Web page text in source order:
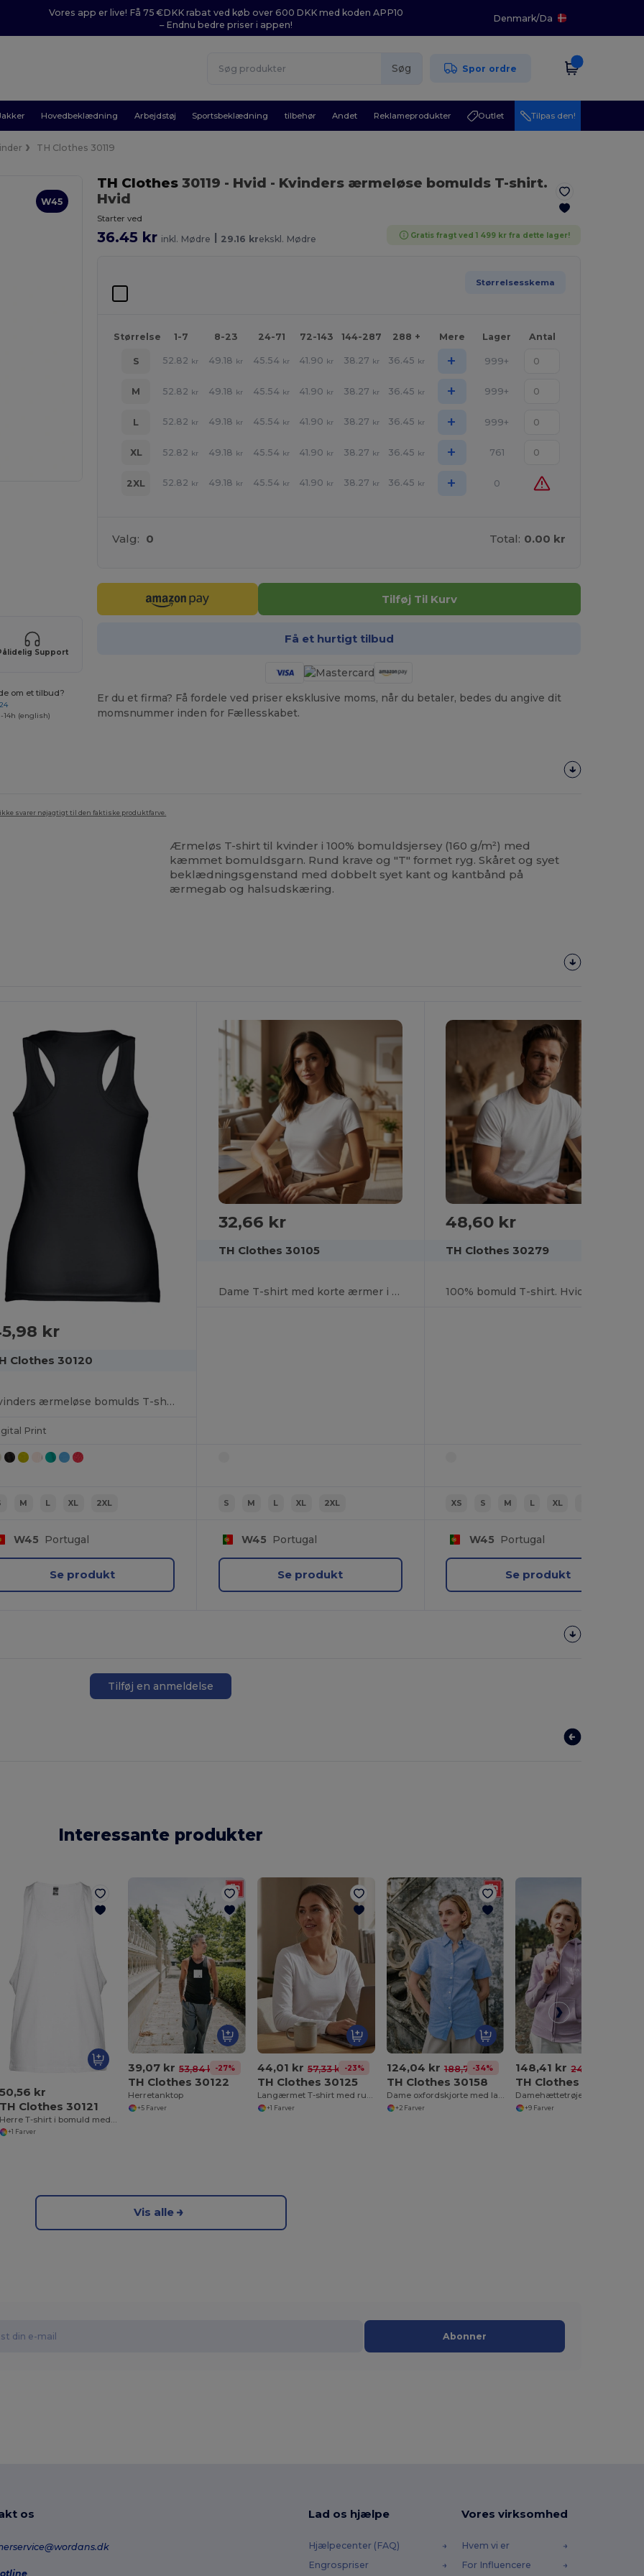
Vores app er live! Få 75 €DKK rabat ved køb over 600 DKK med koden APP10
– Endnu bedre priser i appen!
Denmark/Da
Søg Spor ordre
Hovedbeklædning Arbejdstøj Sportsbeklædning tilbehør Andet Reklameprodukter Outlet Tilpas den!
TH Clothes 30119
W45
Support
om et tilbud?
14h (english)
TH Clothes30119 - Hvid - Kvinders ærmeløse bomulds T-shirt.
Hvid
Starter ved
36.45 kr inkl. Mødre | 29.16 krekskl. Mødre Gratis fragt ved 1 499 kr fra dette lager!
Størrelsesskema
Størrelse 1-7 8-23 24-71 72-143 144-287 288 + Mere Lager Antal
S 52.82 kr 49.18 kr 45.54 kr 41.90 kr 38.27 kr 36.45 kr + 999+
M 52.82 kr 49.18 kr 45.54 kr 41.90 kr 38.27 kr 36.45 kr + 999+
L 52.82 kr 49.18 kr 45.54 kr 41.90 kr 38.27 kr 36.45 kr + 999+
XL 52.82 kr 49.18 kr 45.54 kr 41.90 kr 38.27 kr 36.45 kr + 761
2XL 52.82 kr 49.18 kr 45.54 kr 41.90 kr 38.27 kr 36.45 kr + 0
Valg: 0 Total: 0.00 kr
Tilføj Til Kurv
Få et hurtigt tilbud
Er du et firma? Få fordele ved priser eksklusive moms, når du betaler, bedes du angive dit
momsnummer inden for Fællesskabet.
svarer nøjagtigt til den faktiske produktfarve.
Ærmeløs T-shirt til kvinder i 100% bomuldsjersey (160 g/m²) med
kæmmet bomuldsgarn. Rund krave og "T" formet ryg. Skåret og syet
beklædningsgenstand med dobbelt syet kant og kantbånd på
ærmegab og halsudskæring.
kr
Clothes 30120
Kvinders ærmeløse bomulds T-shirt
Print
M L XL 2XL
W45 Portugal
Se produkt
32,66 kr
TH Clothes 30105
Dame T-shirt med korte ærmer i bomuld. Hvid
S M L XL 2XL
W45 Portugal
Se produkt
48,60 kr
TH Clothes 30279
100% bomuld T-shirt. Hvid
XS S M L XL
W45 Portugal
Se produkt
Tilføj en anmeldelse
Interessante produkter
kr
Clothes 30121
+1 Farver
39,07 kr 53,84 kr-27%
TH Clothes 30122
Herretanktop
+5 Farver
44,01 kr 57,33 kr -23%
TH Clothes 30125
Langærmet T-shirt med rund hals og tætsiddende pasform til kvinder. 100% kæmmet bomuld. Hvid
+1 Farver
124,04 kr 188,79 kr
-34%
TH Clothes 30158
Dame oxfordskjorte med lange ærmer
+2 Farver
148,41 kr 242,18 kr
TH Clothes 30162
+9 Farver
Vis alle
Abonner
os Lad os hjælpe
Hjælpecenter (FAQ)
Engrospriser
Vores virksomhed
Hvem vi er
For Influencere